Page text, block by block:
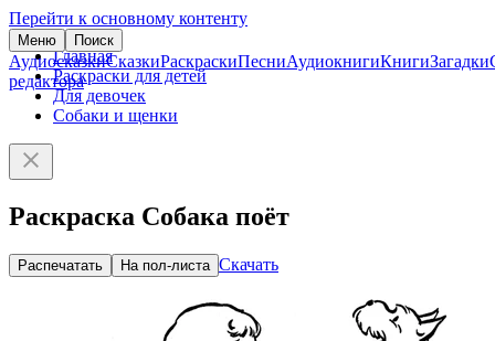
Перейти к основному контенту
Меню Поиск
АудиосказкиСказкиРаскраскиПесниАудиокнигиКнигиЗагадки
редактора
Главная
Раскраски для детей
Для девочек
Собаки и щенки
Раскраска Собака поёт
Распечатать На пол-листа Скачать